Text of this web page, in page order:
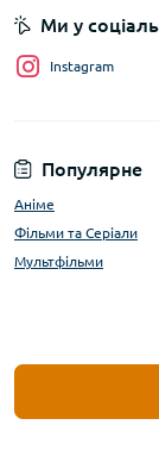
Популярне
Аніме
Фільми та Серіали
Мультфільми
Ми у
Instagram